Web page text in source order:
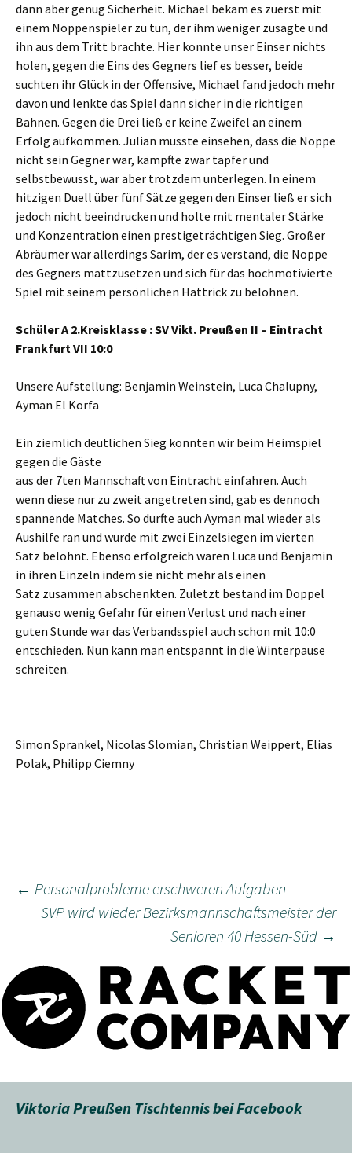
dann aber genug Sicherheit. Michael bekam es zuerst mit
einem Noppenspieler zu tun, der ihm weniger zusagte und
ihn aus dem Tritt brachte. Hier konnte unser Einser nichts
holen, gegen die Eins des Gegners lief es besser, beide
suchten ihr Glück in der Offensive, Michael fand jedoch mehr
davon und lenkte das Spiel dann sicher in die richtigen
Bahnen. Gegen die Drei ließ er keine Zweifel an einem
Erfolg aufkommen. Julian musste einsehen, dass die Noppe
nicht sein Gegner war, kämpfte zwar tapfer und
selbstbewusst, war aber trotzdem unterlegen. In einem
hitzigen Duell über fünf Sätze gegen den Einser ließ er sich
jedoch nicht beeindrucken und holte mit mentaler Stärke
und Konzentration einen prestigeträchtigen Sieg. Großer
Abräumer war allerdings Sarim, der es verstand, die Noppe
des Gegners mattzusetzen und sich für das hochmotivierte
Spiel mit seinem persönlichen Hattrick zu belohnen.
Schüler A 2.Kreisklasse : SV Vikt. Preußen II – Eintracht
Frankfurt VII 10:0
Unsere Aufstellung: Benjamin Weinstein, Luca Chalupny,
Ayman El Korfa
Ein ziemlich deutlichen Sieg konnten wir beim Heimspiel
gegen die Gäste
aus der 7ten Mannschaft von Eintracht einfahren. Auch
wenn diese nur zu zweit angetreten sind, gab es dennoch
spannende Matches. So durfte auch Ayman mal wieder als
Aushilfe ran und wurde mit zwei Einzelsiegen im vierten
Satz belohnt. Ebenso erfolgreich waren Luca und Benjamin
in ihren Einzeln indem sie nicht mehr als einen
Satz zusammen abschenkten. Zuletzt bestand im Doppel
genauso wenig Gefahr für einen Verlust und nach einer
guten Stunde war das Verbandsspiel auch schon mit 10:0
entschieden. Nun kann man entspannt in die Winterpause
schreiten.
Simon Sprankel, Nicolas Slomian, Christian Weippert, Elias
Polak, Philipp Ciemny
Beitragsnavigation
← Personalprobleme erschweren Aufgaben
SVP wird wieder Bezirksmannschaftsmeister der
Senioren 40 Hessen-Süd →
Viktoria Preußen Tischtennis bei Facebook